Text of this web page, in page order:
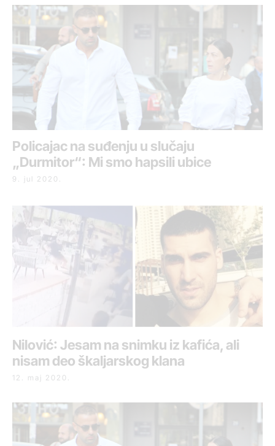
Policajac na suđenju u slučaju
„Durmitor“: Mi smo hapsili ubice
9. jul 2020.
Nilović: Jesam na snimku iz kafića, ali
nisam deo škaljarskog klana
12. maj 2020.